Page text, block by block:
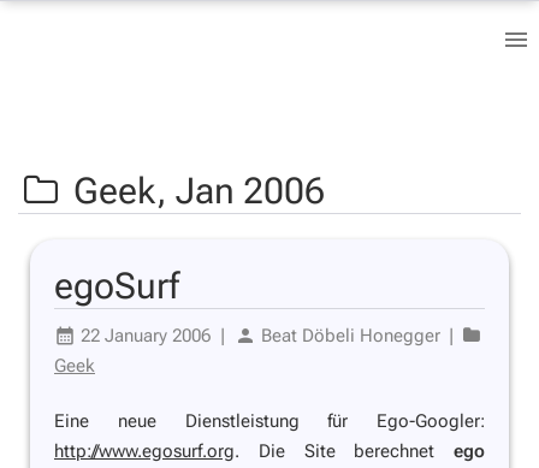
Geek, Jan 2006
egoSurf
22 January 2006 | Beat Döbeli Honegger |
Geek
Eine neue Dienstleistung für Ego-Googler:
http://www.egosurf.org. Die Site berechnet ego